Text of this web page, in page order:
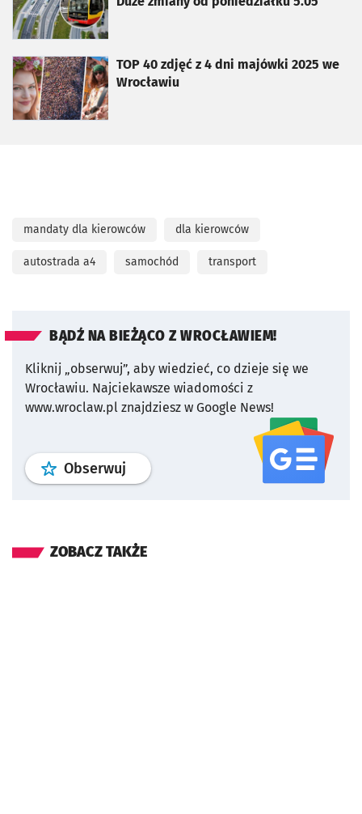
TOP 40 zdjęć z 4 dni majówki 2025 we
Wrocławiu
otworzy się w nowej karcie
mandaty dla kierowców dla kierowców
autostrada a4 samochód transport
BĄDŹ NA BIEŻĄCO Z WROCŁAWIEM!
Kliknij „obserwuj”, aby wiedzieć, co dzieje się we
Wrocławiu. Najciekawsze wiadomości z
www.wroclaw.pl znajdziesz w Google News!
Obserwuj profil serwisu
ZOBACZ TAKŻE